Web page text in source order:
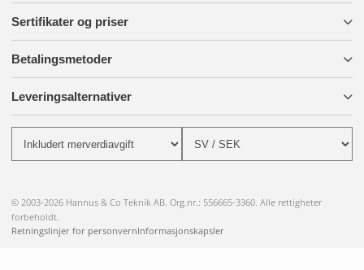
Sertifikater og priser
Betalingsmetoder
Leveringsalternativer
© 2003-2026 Hannus & Co Teknik AB. Org.nr.: 556665-3360. Alle rettigheter
forbeholdt.
Retningslinjer for personvernInformasjonskapsler